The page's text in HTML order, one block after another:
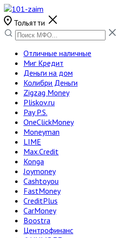
Тольятти
Отличные наличные
Миг Кредит
Деньги на дом
Колибри Деньги
Zigzag Money
Pliskov.ru
Pay P.S.
OneClickMoney
Moneyman
LIME
Max.Credit
Konga
Joymoney
Cashtoyou
FastMoney
CreditPlus
CarMoney
Boostra
Центрофинанс